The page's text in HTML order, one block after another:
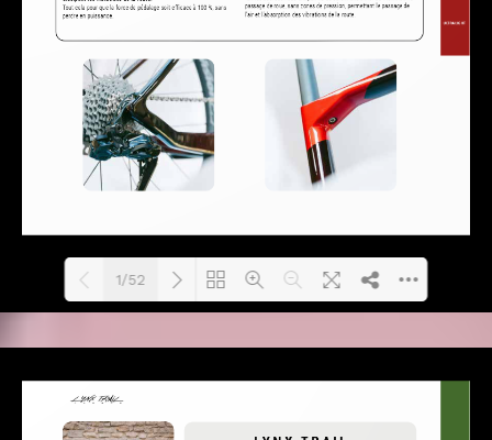
Loading PDF 23% ...
1/52